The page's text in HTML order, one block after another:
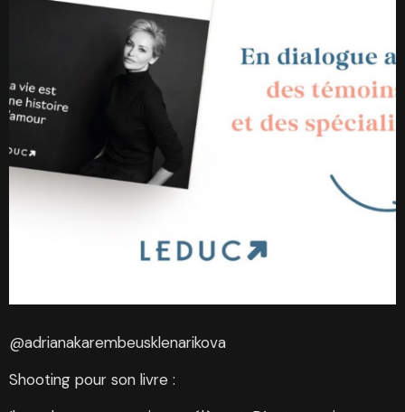
@adrianakarembeusklenarikova
Shooting pour son livre :